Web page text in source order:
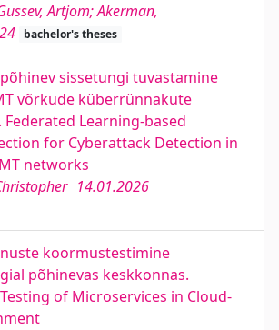
Artjom; Akerman,
bachelor's theses
sissetungi tuvastamine
võrkude küberrünnakute
Federated Learning-based
for Cyberattack Detection in
networks
14.01.2026
koormustestimine
põhinevas keskkonnas.
of Microservices in Cloud-